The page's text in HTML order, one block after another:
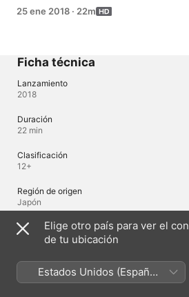
Posteriormente, Jun pierde el
minimercado.
25 ene 2018 · 22m
Ficha técnica
Lanzamiento
2018
Duración
22 min
Clasificación
12+
Región de origen
Japón
Idiomas
Audio original
Japonés (Japón), Ruso (Rusia)
Elige otro país para ver el
de tu ubicación
Estados Unidos (Español
México)